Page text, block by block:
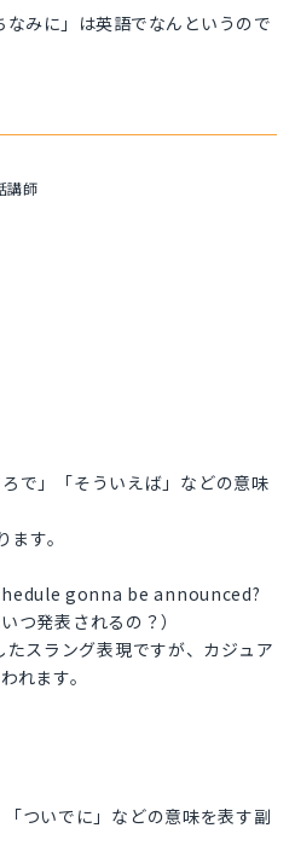
みに」は英語でなんというので
講師
で」「そういえば」などの意味
す。
gonna be announced?
つ発表されるの？）
スラング表現ですが、カジュア
れます。
ついでに」などの意味を表す副